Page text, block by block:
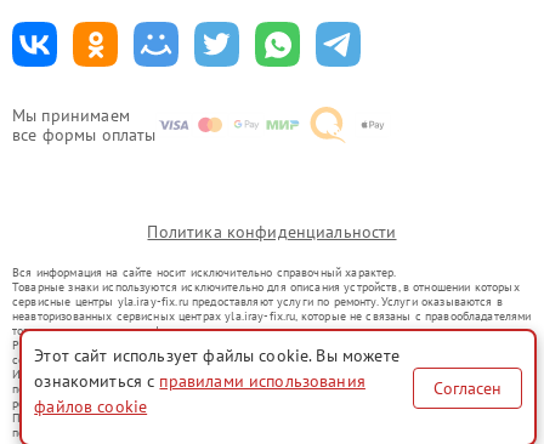
Мы принимаем
все формы оплаты
Политика конфиденциальности
Вся информация на сайте носит исключительно справочный характер.
Товарные знаки используются исключительно для описания устройств, в отношении которых
сервисные центры yla.iray-fix.ru предоставляют услуги по ремонту. Услуги оказываются в
неавторизованных сервисных центрах yla.iray-fix.ru, которые не связаны с правообладателями
товарных знаков или их официальными представителями.
Ремонт осуществляется для устройств, уже введенных в гражданский оборот в соответствии
со статьей 1487 ГК РФ.
Использование товарных знаков не преследует цели индивидуализации услуг или введения
потребителей в заблуждение, а служит для информирования о предоставляемых услугах по
ремонту техники указанных брендов.
Представленная на сайте информация не является публичной офертой, определяемой
положениями Статьи 437(2) Гражданского кодекса РФ
Этот сайт использует файлы cookie. Вы можете
ознакомиться с правилами использования
файлов cookie
Согласен